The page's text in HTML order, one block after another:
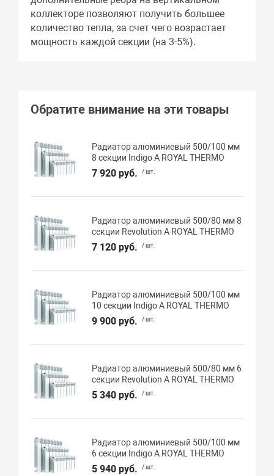
коллекторе позволяют получить большее
количество тепла, за счет чего возрастает
мощность каждой секции (на 3-5%).
Обратите внимание на эти товары
Радиатор алюминиевый 500/100 мм
8 секции Indigo А ROYAL THERMO
7 920 руб. / шт.
Радиатор алюминиевый 500/80 мм 8
секции Revolution А ROYAL THERMO
7 120 руб. / шт.
Радиатор алюминиевый 500/100 мм
10 секции Indigo А ROYAL THERMO
9 900 руб. / шт.
Радиатор алюминиевый 500/80 мм 6
секции Revolution А ROYAL THERMO
5 340 руб. / шт.
Радиатор алюминиевый 500/100 мм
6 секции Indigo А ROYAL THERMO
5 940 руб. / шт.